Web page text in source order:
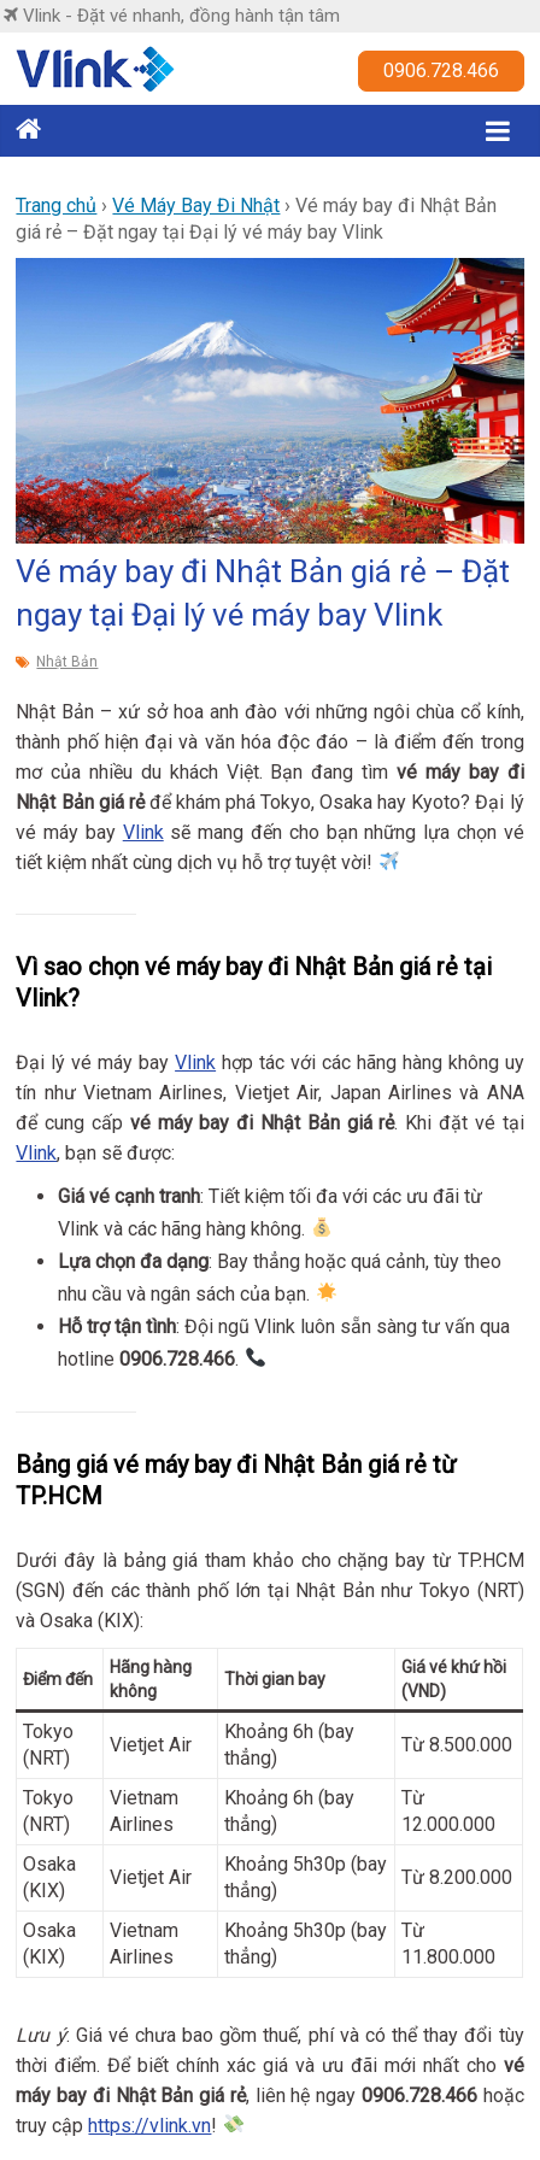
Skip
content
Vlink - Đặt vé nhanh, đồng hành tận tâm
Vlink
nhanh,
đồng
hành
0906.728.466
Trang chủ ›Vé Máy Bay Đi Nhật ›Vé máy bay đi Nhật Bản
giá rẻ – Đặt ngay tại Đại lý vé máy bay Vlink
Vé máy bay đi Nhật Bản giá rẻ – Đặt
ngay tại Đại lý vé máy bay Vlink
Nhật Bản
Nhật Bản – xứ sở hoa anh đào với những ngôi chùa cổ kính,
thành phố hiện đại và văn hóa độc đáo – là điểm đến trong
mơ của nhiều du khách Việt. Bạn đang tìmvé máy bay đi
Nhật Bản giá rẻđể khám phá Tokyo, Osaka hay Kyoto? Đại lý
vé máy bay Vlinksẽ mang đến cho bạn những lựa chọn vé
tiết kiệm nhất cùng dịch vụ hỗ trợ tuyệt vời!
Vì sao chọn vé máy bay đi Nhật Bản giá rẻ tại
Vlink?
Đại lý vé máy bayVlink hợp tác với các hãng hàng không uy
tín như Vietnam Airlines, Vietjet Air, Japan Airlines và ANA
để cung cấp vé máy bay đi Nhật Bản giá rẻ. Khi đặt vé tại
Vlink, bạn sẽ được:
Giá vé cạnh tranh: Tiết kiệm tối đa với các ưu đãi từ
Vlink và các hãng hàng không.
Lựa chọn đa dạng: Bay thẳng hoặc quá cảnh, tùy theo
nhu cầu và ngân sách của bạn.
Hỗ trợ tận tình: Đội ngũ Vlink luôn sẵn sàng tư vấn qua
hotline0906.728.466.
Bảng giá vé máy bay đi Nhật Bản giá rẻ từ
TP.HCM
Dưới đây là bảng giá tham khảo cho chặng bay từ TP.HCM
(SGN) đến các thành phố lớn tại Nhật Bản như Tokyo (NRT)
và Osaka (KIX):
Điểm đến
Hãng hàng
không
Thời gian bay
Giá vé khứ hồi
(VND)
Tokyo
(NRT)
Vietjet Air
Khoảng 6h (bay
thẳng)
Từ 8.500.000
Tokyo
(NRT)
Vietnam
Airlines
Khoảng 6h (bay
thẳng)
Từ
12.000.000
Osaka
(KIX)
Vietjet Air
Khoảng 5h30p (bay
thẳng)
Từ 8.200.000
Osaka
(KIX)
Vietnam
Airlines
Khoảng 5h30p (bay
thẳng)
Từ
11.800.000
Lưu ý: Giá vé chưa bao gồm thuế, phí và có thể thay đổi tùy
thời điểm. Để biết chính xác giá và ưu đãi mới nhất cho vé
máy bay đi Nhật Bản giá rẻ, liên hệ ngay 0906.728.466hoặc
truy cậphttps://vlink.vn!